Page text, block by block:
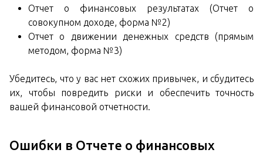
Отчет о финансовых результатах (Отчет о
совокупном доходе, форма №2)
Отчет о движении денежных средств (прямым
методом, форма №3)
Убедитесь, что у вас нет схожих привычек, и сбудитесь
их, чтобы повредить риски и обеспечить точность
вашей финансовой отчетности.
Ошибки в Отчете о финансовых